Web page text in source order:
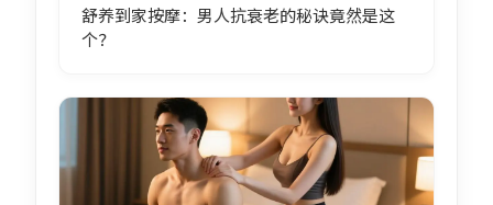
舒养到家按摩：男人抗衰老的秘诀竟然是这
个？